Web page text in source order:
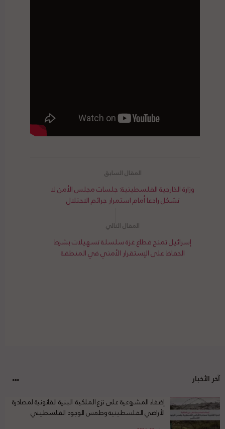
وزارة الخارجية الفلسطينية: جلسات مجلس الأمن لا
تشكل رادعا أمام استمرار جرائم الاحتلال
إسرائيل تمنح قطاع غزة سلسلة تسهيلات بشرط
الحفاظ على الإستقرار الأمني في المنطقة
آخر الأخبار
إضفاء المشروعية على نزع الملكية: البنية القانونية لمصادرة
الأراضي الفلسطينية وطمس الوجود الفلسطيني